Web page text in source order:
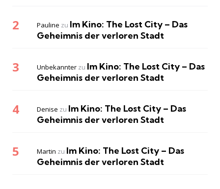
Pauline zu Im Kino: The Lost City – Das
Geheimnis der verloren Stadt
Unbekannter zu Im Kino: The Lost City – Das
Geheimnis der verloren Stadt
Denise zu Im Kino: The Lost City – Das
Geheimnis der verloren Stadt
Martin zu Im Kino: The Lost City – Das
Geheimnis der verloren Stadt